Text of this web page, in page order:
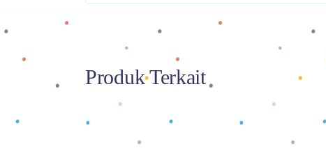
Produk Terkait